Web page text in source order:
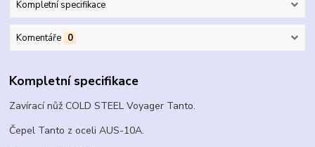
Kompletní specifikace
Komentáře 0
Kompletní specifikace
Zavírací nůž COLD STEEL Voyager Tanto.
Čepel Tanto z oceli AUS-10A.